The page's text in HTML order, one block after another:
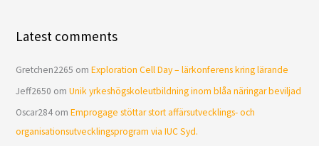
Latest comments
Gretchen2265 om Exploration Cell Day – lärkonferens kring lärande
Jeff2650 om Unik yrkeshögskoleutbildning inom blåa näringar beviljad
Oscar284om Emprogage stöttar stort affärsutvecklings- och
organisationsutvecklingsprogram via IUC Syd.